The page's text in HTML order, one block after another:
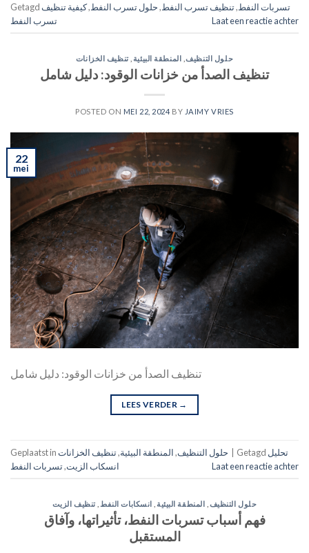
Getagd
تسربات النفط,تنظيف تسرب النفط,حلول تسرب النفط,كيفية تنظيف
تسرب النفط
Laat een reactie achter
حلول التنظيف, المنطقة البيئية تنظيف الخزانات
تنظيف الصدأ من خزانات الوقود: دليل شامل
POSTED ON MEI 22, 2024 BY JAIMY VRIES
22
mei
تنظيف الصدأ من خزانات الوقود: دليل شامل
LEES VERDER →
Geplaatst in حلول التنظيف,المنطقة البيئية,تنظيف الخزانات Getagd تحليل
انسكاب الزيت,تسربات النفط Laat een reactie achter
حلول التنظيف المنطقة البيئية انسكابات النفط تنظيف الزيت
فهم أسباب تسربات النفط، تأثيراتها، وآفاق
المستقبل